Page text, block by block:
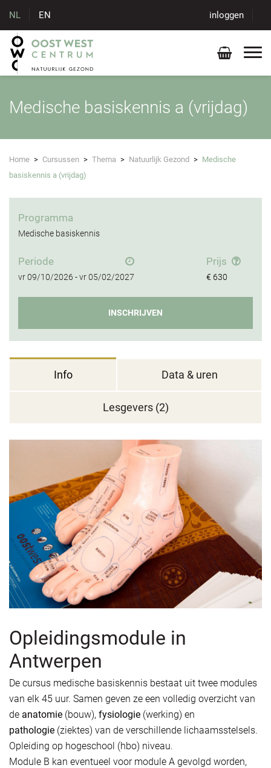
NL EN inloggen
Medische basiskennis a (vrijdag)
Home > Cursussen > Thema > Natuurlijk Gezond > Medische
basiskennis a (vrijdag)
Programma
Medische basiskennis
Periode
vr09/10/2026 -vr05/02/2027
Prijs
€ 630
INSCHRIJVEN
Info Data & uren
Lesgevers (2)
Opleidingsmodule in
Antwerpen
De cursus medische basiskennis bestaat uit twee modules
van elk 45 uur. Samen geven ze een volledig overzicht van
de anatomie (bouw), fysiologie (werking) en
pathologie (ziektes) van de verschillende lichaamsstelsels.
Opleiding op hogeschool (hbo) niveau.
Module B kan eventueel voor module A gevolgd worden,